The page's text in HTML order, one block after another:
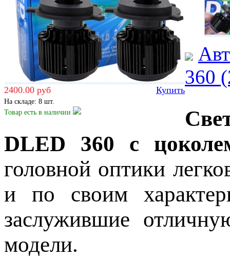
2400.00 руб Купить
На складе: 8 шт.
Товар есть в наличии
360
DLED 360 с
головной оптики
и по своим
заслужившие
модели.